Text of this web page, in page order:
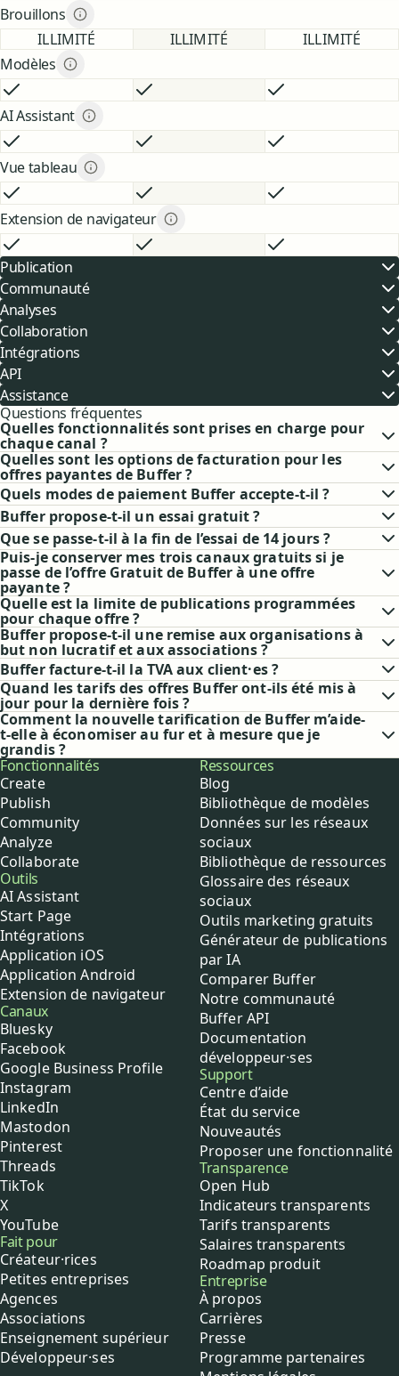
Brouillons
Brouillons description
GRATUITILLIMITÉ ESSENTIEL
ILLIMITÉ ÉQUIPEILLIMITÉ
Modèles
Modèles description
GRATUIT ESSENTIEL ÉQUIPE
AI Assistant
AI Assistant description
GRATUIT ESSENTIEL ÉQUIPE
Vue tableau
Vue tableau description
GRATUIT ESSENTIEL ÉQUIPE
Extension de navigateur
Extension de navigateur
GRATUIT ESSENTIEL ÉQUIPE
Publication
Communauté
Analyses
Collaboration
Intégrations
API
Assistance
Questions fréquentes
Quelles fonctionnalités sont prises en charge pour
chaque canal ?
Quelles sont les options de facturation pour les
offres payantes de Buffer ?
Quels modes de paiement Buffer accepte-t-il ?
Buffer propose-t-il un essai gratuit ?
Que se passe-t-il à la fin de l’essai de 14 jours ?
Puis-je conserver mes trois canaux gratuits si je
passe de l’offre Gratuit de Buffer à une offre
payante ?
Quelle est la limite de publications programmées
pour chaque offre ?
Buffer propose-t-il une remise aux organisations à
but non lucratif et aux associations ?
Buffer facture-t-il la TVA aux client·es ?
Quand les tarifs des offres Buffer ont-ils été mis à
jour pour la dernière fois ?
Comment la nouvelle tarification de Buffer m’aide-
t-elle à économiser au fur et à mesure que je
grandis ?
Buffer
Fonctionnalités
Create
Publish
Community
Analyze
Collaborate
Outils
AI Assistant
Start Page
Intégrations
Application iOS
Application Android
Extension de navigateur
Canaux
Bluesky
Facebook
Google Business Profile
Instagram
LinkedIn
Mastodon
Pinterest
Threads
TikTok
X
YouTube
Fait pour
Créateur·rices
Petites entreprises
Agences
Associations
Enseignement supérieur
Développeur·ses
Ressources
Blog
Bibliothèque de modèles
Données sur les réseaux
sociaux
Bibliothèque de ressources
Glossaire des réseaux
sociaux
Outils marketing gratuits
Générateur de publications
par IA
Comparer Buffer
Notre communauté
Buffer API
Documentation
développeur·ses
Support
Centre d’aide
État du service
Nouveautés
Proposer une fonctionnalité
Transparence
Open Hub
Indicateurs transparents
Tarifs transparents
Salaires transparents
Roadmap produit
Entreprise
À propos
Carrières
Presse
Programme partenaires